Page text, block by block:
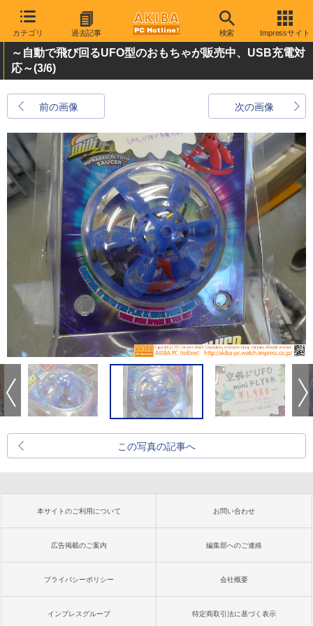
カテゴリ 過去記事 検索 Impressサイト
～自動で飛び回るUFO型のおもちゃが販売中、USB充電対
応～(3/6)
前の画像 次の画像
この写真の記事へ
本サイトのご利用について お問い合わせ
広告掲載のご案内 編集部へのご連絡
プライバシーポリシー 会社概要
インプレスグループ 特定商取引法に基づく表示